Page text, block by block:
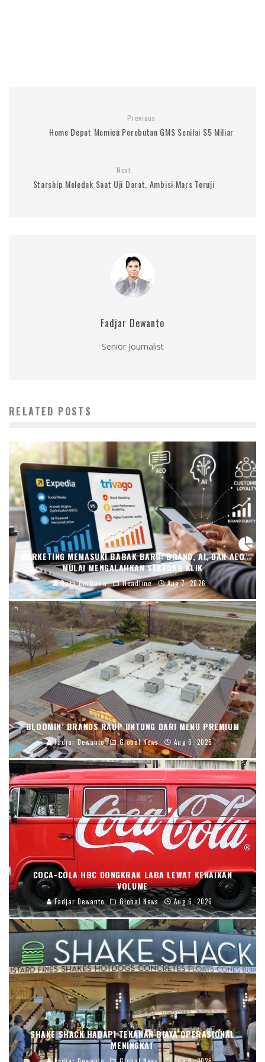
Previous
Home Depot Memicu Perebutan GMS Senilai $5 Miliar
Next
Starship Meledak Saat Uji Darat, Ambisi Mars Teruji
Fadjar Dewanto
Senior Journalist
RELATED POSTS
MARKETING MEMASUKI BABAK BARU: BRAND, AI, DAN AEO
MULAI MENGALAHKAN SEKADAR KLIK
Ruth Berliana Headline Aug 7, 2026
BLOOMIN’ BRANDS RAUP UNTUNG DARI MENU PREMIUM
Fadjar Dewanto Global News Aug 6, 2026
COCA-COLA HBC DONGKRAK LABA LEWAT KENAIKAN
VOLUME
Fadjar Dewanto Global News Aug 6, 2026
SHAKE SHACK HADAPI TEKANAN BIAYA OPERASIONAL
MENINGKAT